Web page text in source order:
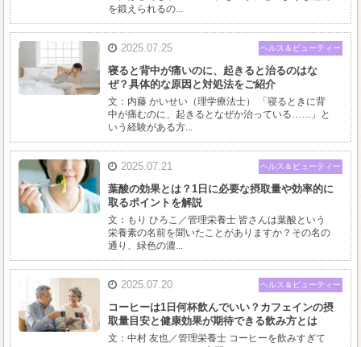
を鍛えられるの...
2025.07.25 ヘルス＆ビューティー
寝ると背中が痛いのに、起きると治るのはな
ぜ？具体的な原因と対処法をご紹介
文：内藤 かいせい（理学療法士） 「寝るときに背
中が痛むのに、起きるとなぜか治っている……」と
いう経験がある方...
2025.07.21 ヘルス＆ビューティー
葉酸の効果とは？1日に必要な摂取量や効率的に
取るポイントを解説
文：もり ひろこ／管理栄養士 皆さんは葉酸という
栄養素の名前を聞いたことがありますか？その名の
通り、緑色の濃...
2025.07.20 ヘルス＆ビューティー
コーヒーは1日何杯飲んでいい？カフェインの摂
取量目安と健康効果が期待できる飲み方とは
文：中村 友也／管理栄養士 コーヒーを飲みすぎて